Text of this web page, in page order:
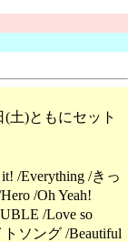
土)ともにセット
/Everything /きっ
/Oh Yeah!
/Love so
ソング /Beautiful